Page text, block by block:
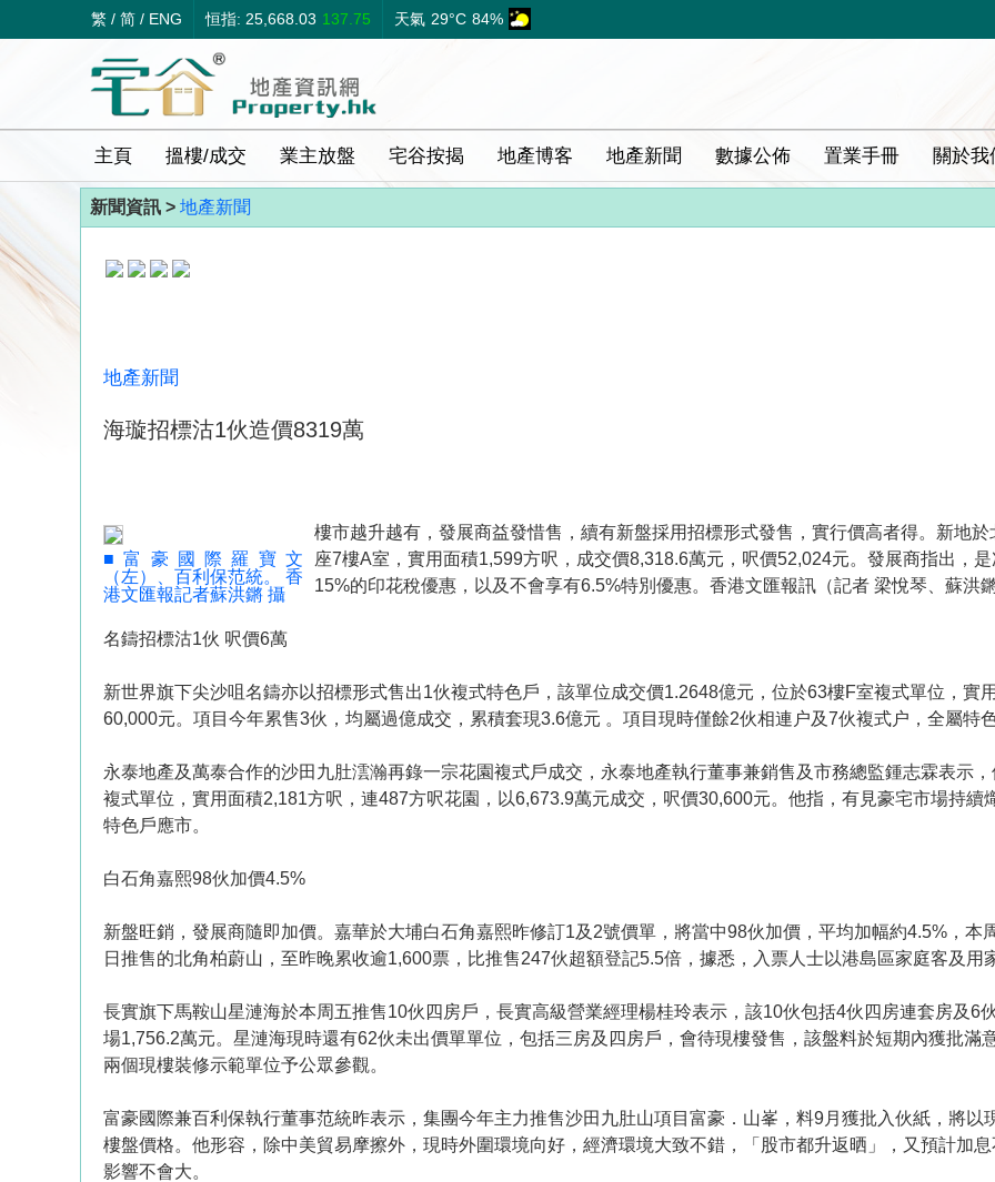
繁 / 简 / ENG 恒指: 25,668.03 137.75 天氣 29°C 84%
主頁 搵樓/成交 業主放盤 宅谷按揭 地產博客 地產新聞 數據公佈 置業手冊 關於我
新聞資訊 > 地產新聞
地產新聞
海璇招標沽1伙造價8319萬
■富豪國際羅寶文
（左）、百利保范統。 香
港文匯報記者蘇洪鏘 攝
樓市越升越有，發展商益發惜售，續有新盤採用招標形式發售，實行價高者得。新地
座7樓A室，實用面積1,599方呎，成交價8,318.6萬元，呎價52,024元。發展商指出，
15%的印花稅優惠，以及不會享有6.5%特別優惠。香港文匯報訊（記者 梁悅琴、蘇洪鏘
名鑄招標沽1伙 呎價6萬
新世界旗下尖沙咀名鑄亦以招標形式售出1伙複式特色戶，該單位成交價1.2648億元，位於63樓F室複式單位，實
60,000元。項目今年累售3伙，均屬過億成交，累積套現3.6億元 。項目現時僅餘2伙相連户及7伙複式户，全屬特色
永泰地產及萬泰合作的沙田九肚澐瀚再錄一宗花園複式戶成交，永泰地產執行董事兼銷售及市務總監鍾志霖表示
複式單位，實用面積2,181方呎，連487方呎花園，以6,673.9萬元成交，呎價30,600元。他指，有見豪宅市場持續
特色戶應市。
白石角嘉熙98伙加價4.5%
新盤旺銷，發展商隨即加價。嘉華於大埔白石角嘉熙昨修訂1及2號價單，將當中98伙加價，平均加幅約4.5%，本
日推售的北角柏蔚山，至昨晚累收逾1,600票，比推售247伙超額登記5.5倍，據悉，入票人士以港島區家庭客及用
長實旗下馬鞍山星漣海於本周五推售10伙四房戶，長實高級營業經理楊桂玲表示，該10伙包括4伙四房連套房及6
場1,756.2萬元。星漣海現時還有62伙未出價單單位，包括三房及四房戶，會待現樓發售，該盤料於短期內獲批滿
兩個現樓裝修示範單位予公眾參觀。
富豪國際兼百利保執行董事范統昨表示，集團今年主力推售沙田九肚山項目富豪．山峯，料9月獲批入伙紙，將以
樓盤價格。他形容，除中美貿易摩擦外，現時外圍環境向好，經濟環境大致不錯，「股市都升返晒」，又預計加
影響不會大。